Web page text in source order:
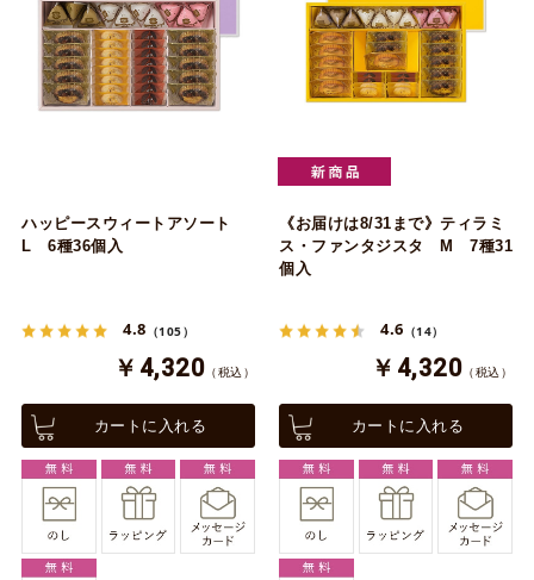
ハッピースウィートアソート
L 6種36個入
4.8 （105）
￥4,320 （税込）
カートに入れる
《お届けは8/31まで》ティラミ
ス・ファンタジスタ M 7種31
個入
4.6 （14）
￥4,320 （税込）
カートに入れる